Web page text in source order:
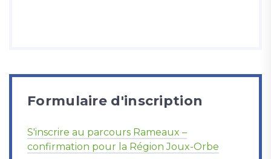
Formulaire d'inscription
S'inscrire au parcours Rameaux –
confirmation pour la Région Joux-Orbe